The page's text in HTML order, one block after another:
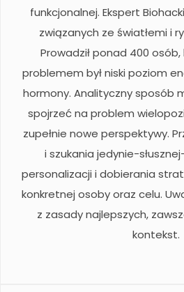
funkcjonalnej. Ekspert
związanych ze światłemi i
Prowadził ponad 400
problemem był niski poziom
hormony. Analityczny sposób
spojrzeć na problem
zupełnie nowe perspektywy.
i szukania jedynie-
personalizacji i dobierania
konkretnej osoby oraz celu.
z zasady najlepszych,
kontekst.